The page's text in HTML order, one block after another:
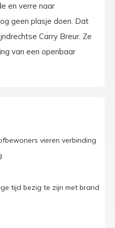
en verre naar
geen plasje doen. Dat
Carry Breur. Ze
van een openbaar
vieren verbinding
tijd bezig te zijn met brand